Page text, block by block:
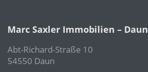
Marc Saxler Immobilien – Daun
Abt-Richard-Straße 10
54550 Daun